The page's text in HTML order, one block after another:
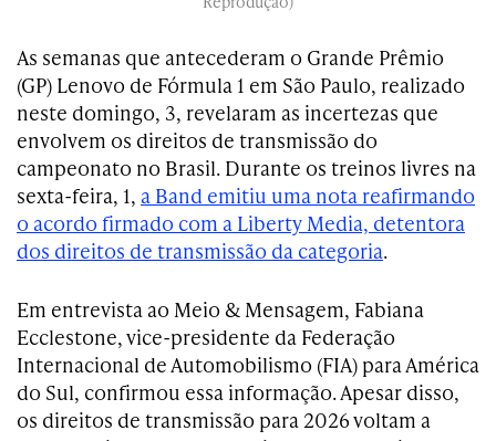
As semanas que antecederam o Grande Prêmio
(GP) Lenovo de Fórmula 1 em São Paulo, realizado
neste domingo, 3, revelaram as incertezas que
envolvem os direitos de transmissão do
campeonato no Brasil. Durante os treinos livres na
sexta-feira, 1, a Band emitiu uma nota reafirmando
o acordo firmado com a Liberty Media, detentora
dos direitos de transmissão da categoria.
Em entrevista ao Meio & Mensagem, Fabiana
Ecclestone, vice-presidente da Federação
Internacional de Automobilismo (FIA) para América
do Sul, confirmou essa informação. Apesar disso,
os direitos de transmissão para 2026 voltam a